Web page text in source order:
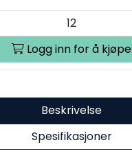
Logg inn for å kjøpe
Beskrivelse
Spesifikasjoner